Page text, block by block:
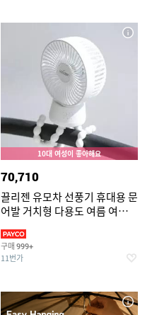
10대 여성이 좋아해요
70,710
끌리젠 유모차 선풍기 휴대용 문
어발 거치형 다용도 여름 여행용
구매 999+
11번가